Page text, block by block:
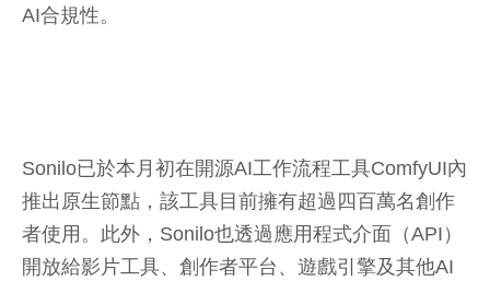
AI合規性。
Sonilo已於本月初在開源AI工作流程工具ComfyUI內
推出原生節點，該工具目前擁有超過四百萬名創作
者使用。此外，Sonilo也透過應用程式介面（API）
開放給影片工具、創作者平台、遊戲引擎及其他AI